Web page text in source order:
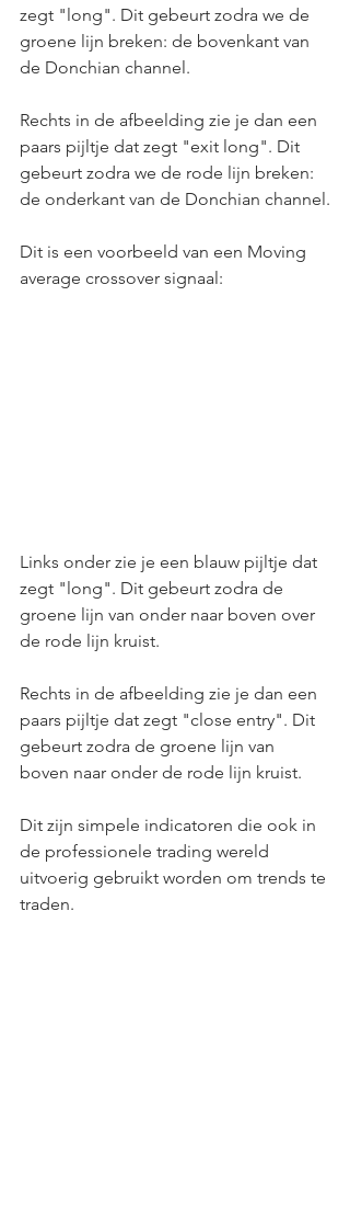
zegt "long". Dit gebeurt zodra we de
groene lijn breken: de bovenkant van
de Donchian channel.
Rechts in de afbeelding zie je dan een
paars pijltje dat zegt "exit long". Dit
gebeurt zodra we de rode lijn breken:
de onderkant van de Donchian channel.
Dit is een voorbeeld van een Moving
average crossover signaal:
Links onder zie je een blauw pijltje dat
zegt "long". Dit gebeurt zodra de
groene lijn van onder naar boven over
de rode lijn kruist.
Rechts in de afbeelding zie je dan een
paars pijltje dat zegt "close entry". Dit
gebeurt zodra de groene lijn van
boven naar onder de rode lijn kruist.
Dit zijn simpele indicatoren die ook in
de professionele trading wereld
uitvoerig gebruikt worden om trends te
traden.